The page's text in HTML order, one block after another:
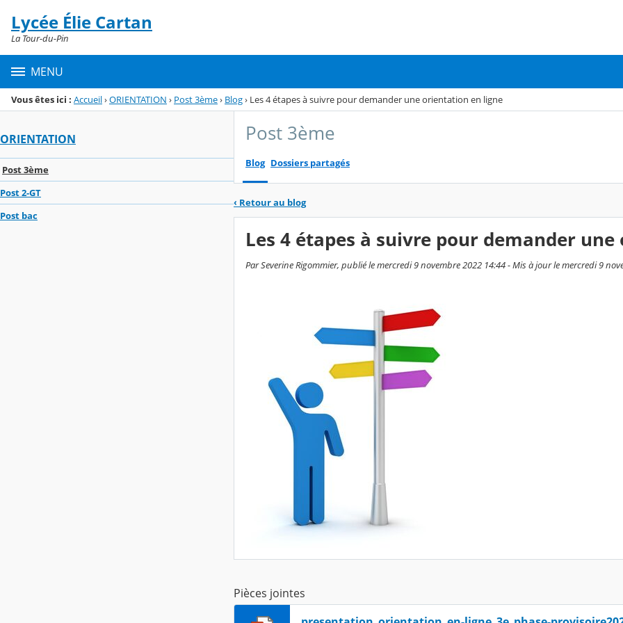
Menu de la rubrique
Contenu
Lycée Élie Cartan
La Tour-du-Pin
MENU
Vous êtes ici : Accueil›ORIENTATION › Post 3ème› Blog› Les 4 étapes à suivre pour demander une orientation en ligne
ORIENTATION
Post 3ème
Post 2-GT
Post bac
Post 3ème
Blog Dossiers partagés
‹ Retour au blog
Les 4 étapes à suivre pour demander
Par Severine Rigommier, publié le mercredi 9 novembre 2022 14:44 - Mis à jour le mercredi 9
Pièces jointes